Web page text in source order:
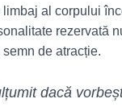
al corpului
rezervată
de atracție.
dacă